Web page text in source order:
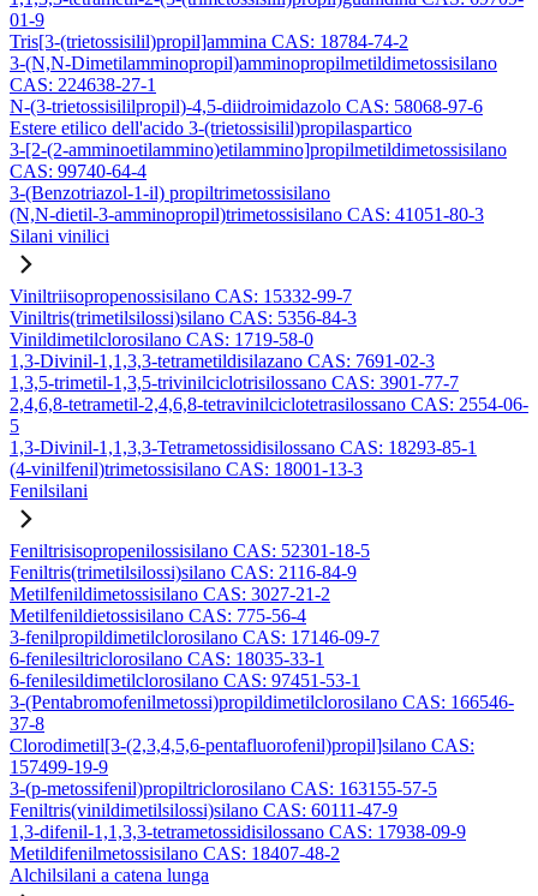
01-9
Tris[3-(trietossisilil)propil]ammina CAS: 18784-74-2
3-(N,N-Dimetilamminopropil)amminopropilmetildimetossisilano
CAS: 224638-27-1
N-(3-trietossisililpropil)-4,5-diidroimidazolo CAS: 58068-97-6
Estere etilico dell'acido 3-(trietossisilil)propilaspartico
3-[2-(2-amminoetilammino)etilammino]propilmetildimetossisilano
CAS: 99740-64-4
3-(Benzotriazol-1-il) propiltrimetossisilano
(N,N-dietil-3-amminopropil)trimetossisilano CAS: 41051-80-3
Silani vinilici
Viniltriisopropenossisilano CAS: 15332-99-7
Viniltris(trimetilsilossi)silano CAS: 5356-84-3
Vinildimetilclorosilano CAS: 1719-58-0
1,3-Divinil-1,1,3,3-tetrametildisilazano CAS: 7691-02-3
1,3,5-trimetil-1,3,5-trivinilciclotrisilossano CAS: 3901-77-7
2,4,6,8-tetrametil-2,4,6,8-tetravinilciclotetrasilossano CAS: 2554-06-
5
1,3-Divinil-1,1,3,3-Tetrametossidisilossano CAS: 18293-85-1
(4-vinilfenil)trimetossisilano CAS: 18001-13-3
Fenilsilani
Feniltrisisopropenilossisilano CAS: 52301-18-5
Feniltris(trimetilsilossi)silano CAS: 2116-84-9
Metilfenildimetossisilano CAS: 3027-21-2
Metilfenildietossisilano CAS: 775-56-4
3-fenilpropildimetilclorosilano CAS: 17146-09-7
6-fenilesiltriclorosilano CAS: 18035-33-1
6-fenilesildimetilclorosilano CAS: 97451-53-1
3-(Pentabromofenilmetossi)propildimetilclorosilano CAS: 166546-
37-8
Clorodimetil[3-(2,3,4,5,6-pentafluorofenil)propil]silano CAS:
157499-19-9
3-(p-metossifenil)propiltriclorosilano CAS: 163155-57-5
Feniltris(vinildimetilsilossi)silano CAS: 60111-47-9
1,3-difenil-1,1,3,3-tetrametossidisilossano CAS: 17938-09-9
Metildifenilmetossisilano CAS: 18407-48-2
Alchilsilani a catena lunga